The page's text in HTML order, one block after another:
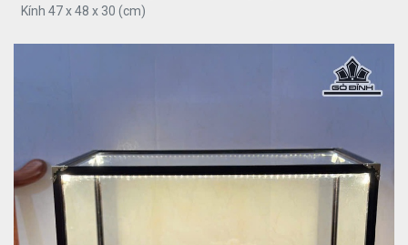
Kính 47 x 48 x 30 (cm)